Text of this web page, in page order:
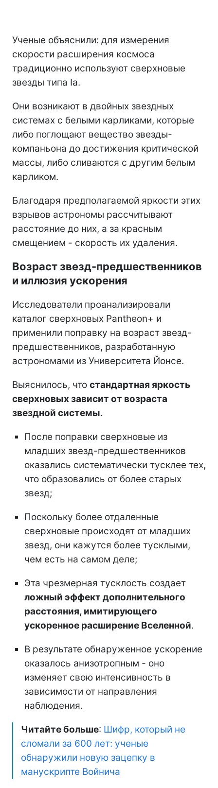
Ученые объяснили: для измерения
скорости расширения космоса
традиционно используют сверхновые
звезды типа Ia.
Они возникают в двойных звездных
системах с белыми карликами, которые
либо поглощают вещество звезды-
компаньона до достижения критической
массы, либо сливаются с другим белым
карликом.
Благодаря предполагаемой яркости этих
взрывов астрономы рассчитывают
расстояние до них, а за красным
смещением - скорость их удаления.
Возраст звезд-предшественников
и иллюзия ускорения
Исследователи проанализировали
каталог сверхновых Pantheon+ и
применили поправку на возраст звезд-
предшественников, разработанную
астрономами из Университета Йонсе.
Выяснилось, что стандартная яркость
сверхновых зависит от возраста
звездной системы.
После поправки сверхновые из
младших звезд-предшественников
оказались систематически тусклее тех,
что образовались от более старых
звезд;
Поскольку более отдаленные
сверхновые происходят от младших
звезд, они кажутся более тусклыми,
чем есть на самом деле;
Эта чрезмерная тусклость создает
ложный эффект дополнительного
расстояния, имитирующего
ускоренное расширение Вселенной.
В результате обнаруженное ускорение
оказалось анизотропным - оно
изменяет свою интенсивность в
зависимости от направления
наблюдения.
Читайте больше: Шифр, который не
сломали за 600 лет: ученые
обнаружили новую зацепку в
манускрипте Войнича